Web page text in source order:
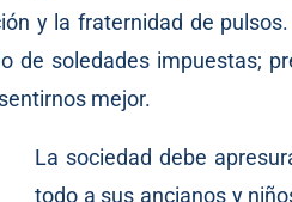
y la fraternidad de
de soledades impuestas;
mejor.
La sociedad debe
todo a sus ancianos y